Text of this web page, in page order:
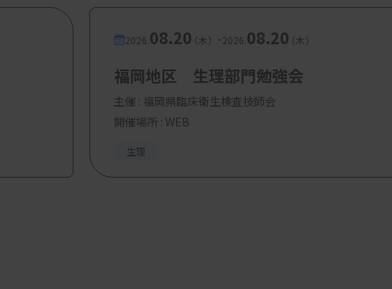
2026. 08.20（木） -2026. 08.20（木）
福岡地区 生理部門勉強会
主催 : 福岡県臨床衛生検査技師会
開催場所 : WEB
生理